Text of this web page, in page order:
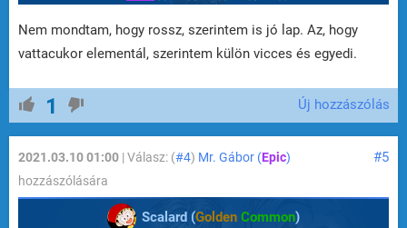
Nem mondtam, hogy rossz, szerintem is jó lap. Az, hogy
vattacukor elementál, szerintem külön vicces és egyedi.
1 Új hozzászólás
#5
2021.03.10 01:00 | Válasz: (#4) Mr. Gábor (Epic)
hozzászólására
Scalard (Golden Common)